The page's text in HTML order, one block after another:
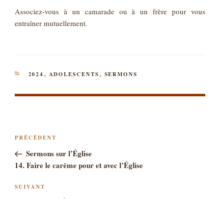
Associez-vous à un camarade ou à un frère pour vous
entraîner mutuellement.
CATÉGORIES
2024, ADOLESCENTS, SERMONS
NAVIGATION
L’ARTICLE
Article
précédent
PRÉCÉDENT
Sermons sur l’Église
14. Faire le carême pour et avec l’Église
Article
SUIVANT